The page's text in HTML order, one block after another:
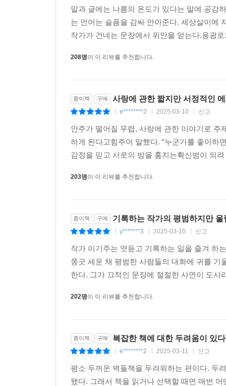
말과 글에는 나름의 온도가 있다는 말에 공감
는 언어는 슬픔을 감싸 안아준다. 세상살이에
작가가 건네는 문장에서 위안을 얻는다.용광
208명이 이 리뷰를 추천합니다.
종이책 구매 사랑에 관한 짧지만 서정적인
e********2 2025-03-10 신고
안주가 떨어질 무렵, 사랑에 관한 이야기로
하게 된다고힘주어 말했다. “누군가를 좋아하
감정을 믿고 서로의 밤을 훔치는확신범이 되
203명이 이 리뷰를 추천합니다.
종이책 구매 기록하는 작가의 평범하지만
y*******3 2025-03-10 신고
작가 이기주는 엿듣고 기록하는 일을 즐겨 하
쫑긋 세운 채 평범한 사람들의 대화에 귀를
한다. 그가 끄적인 문장에 절절한 사연이 도
202명이 이 리뷰를 추천합니다.
종이책 구매 복잡한 책에 대한 두려움이 있
e********2 2025-03-11 신고
평소 두꺼운 벽돌책을 두려워하는 편이다. 두
됐다. 그래서 책을 읽거나 선택할 때면 매번